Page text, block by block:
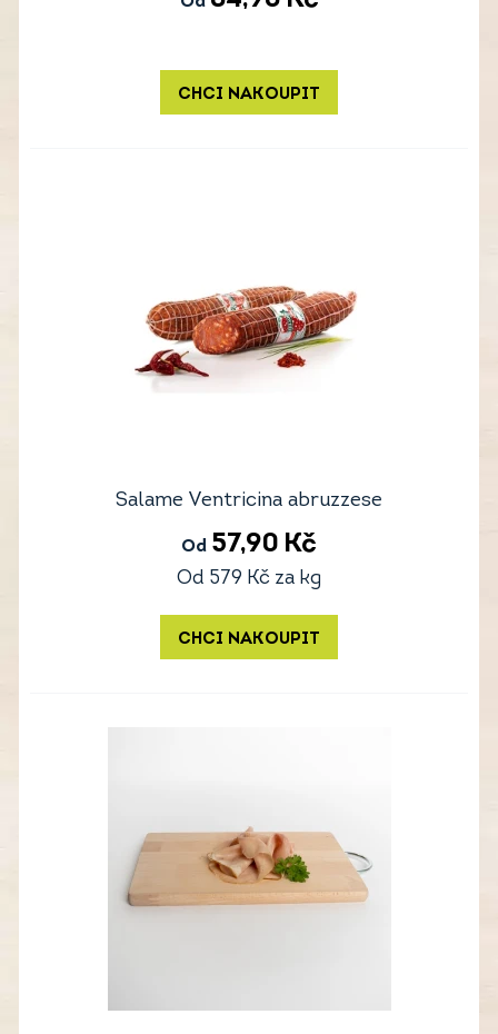
CHCI NAKOUPIT
Salame Ventricina abruzzese
Od 57,90 Kč
Od 579 Kč za kg
CHCI NAKOUPIT